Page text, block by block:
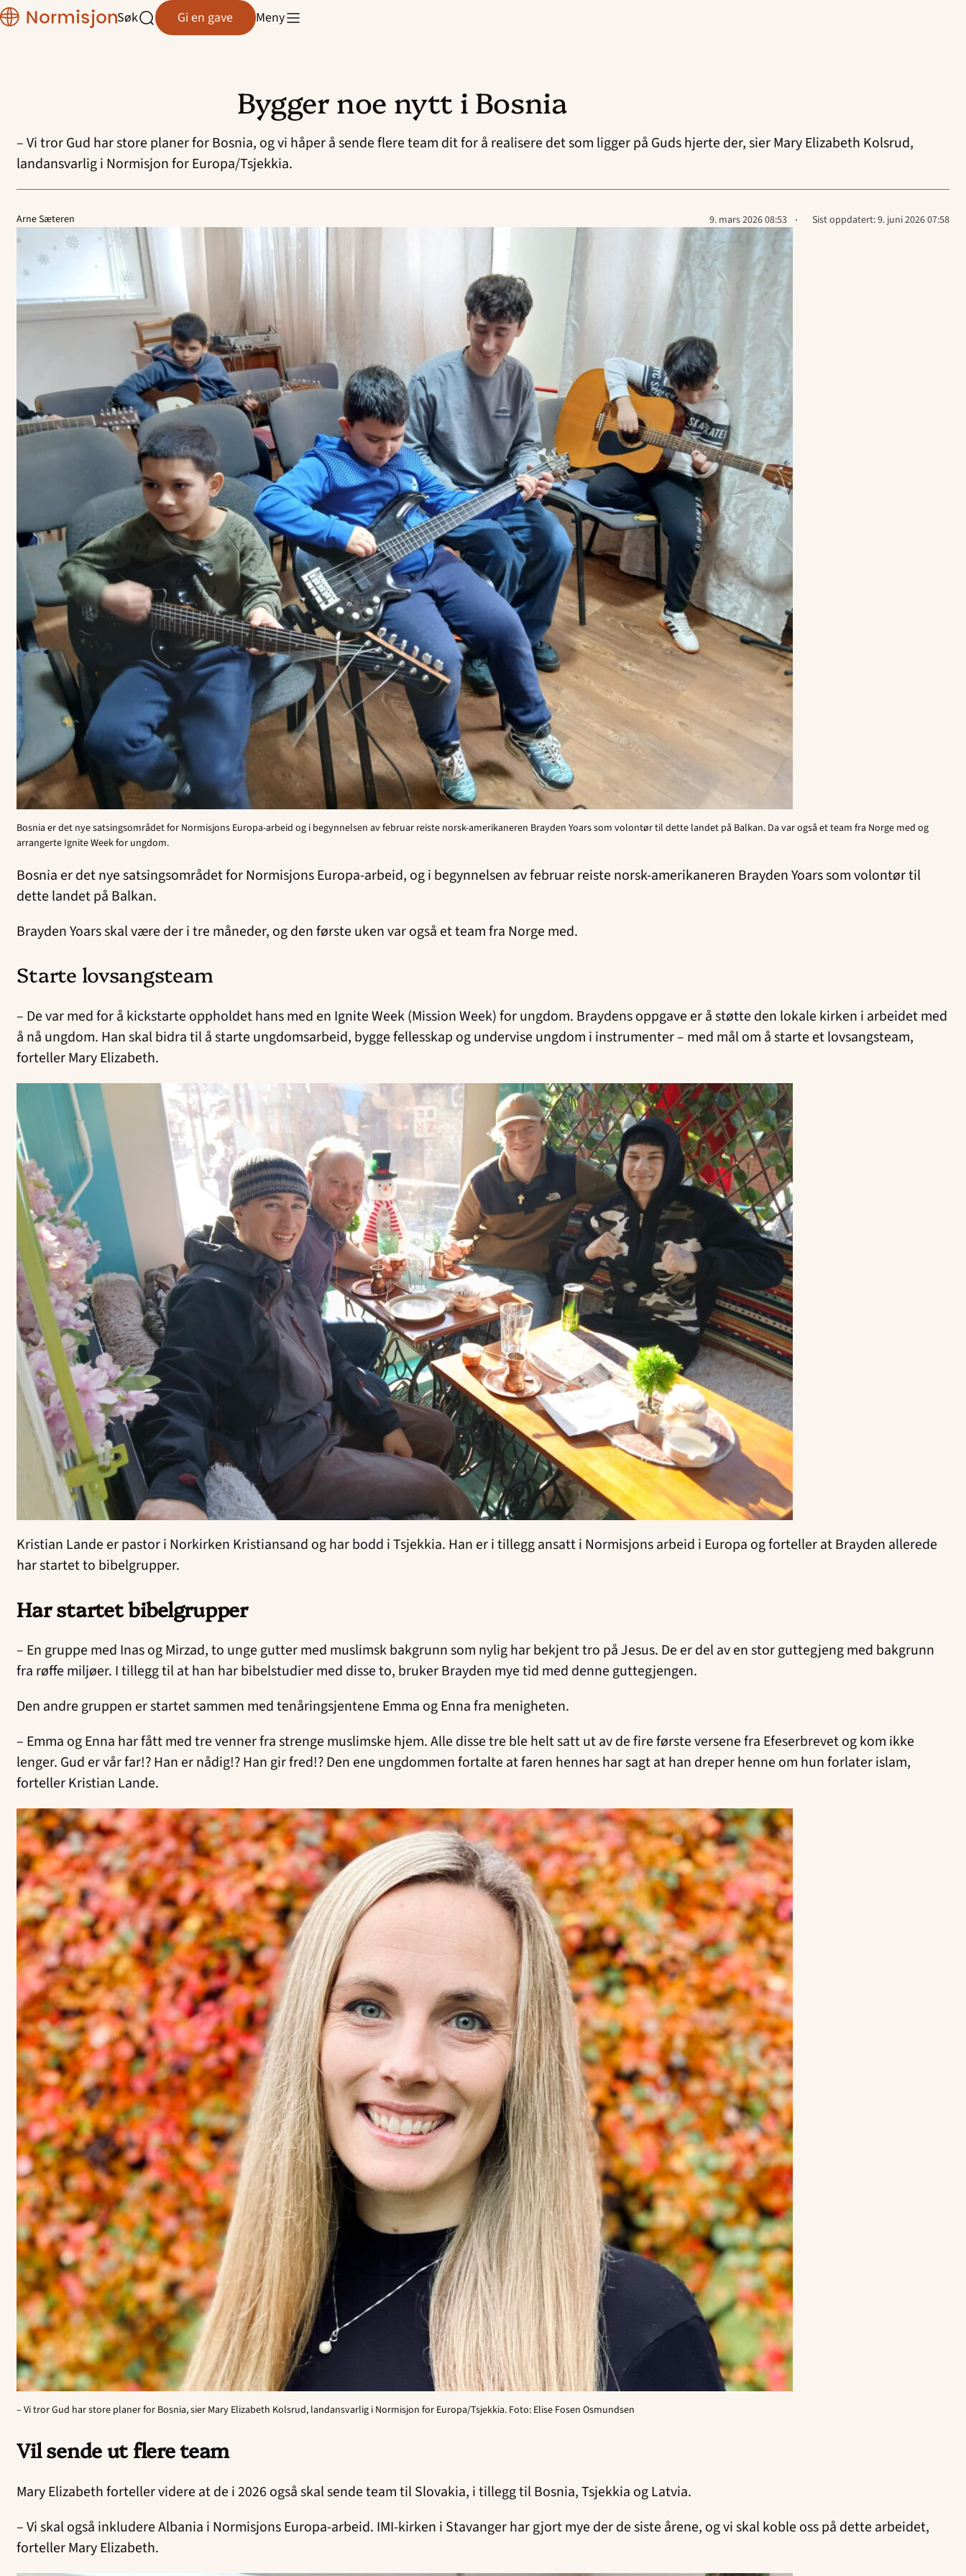
innhold
Normisjon
Åpne
Søk Gi en gave Meny
Normisjon Telemark
Normisjon Øst
Normisjon Østfold
Bygger noe nytt i Bosnia
– Vi tror Gud har store planer for Bosnia, og vi håper å sende flere team dit for å realisere det som ligger på Guds hjerte der, sier Mary Elizabeth Kolsrud,
landansvarlig i Normisjon for Europa/Tsjekkia.
Arne Sæteren Lagt
ut
på
9. mars 2026 08:53 Sist oppdatert:9. juni 2026 07:58
Bosnia er det nye satsingsområdet for Normisjons Europa-arbeid og i begynnelsen av februar reiste norsk-amerikaneren Brayden Yoars som volontør til dette landet på Balkan. Da var også et team fra Norge med og
arrangerte Ignite Week for ungdom.
Bosnia er det nye satsingsområdet for Normisjons Europa-arbeid, og i begynnelsen av februar reiste norsk-amerikaneren Brayden Yoars som volontør til
dette landet på Balkan.
Brayden Yoars skal være der i tre måneder, og den første uken var også et team fra Norge med.
Starte lovsangsteam
– De var med for å kickstarte oppholdet hans med en Ignite Week (Mission Week) for ungdom. Braydens oppgave er å støtte den lokale kirken i arbeidet med
å nå ung­dom. Han skal bidra til å starte ungdomsarbeid, bygge fellesskap og undervise ungdom i instrumenter – med mål om å starte et lovsangsteam,
forteller Mary Elizabeth.
Kristian Lande er pastor i Norkirken Kristiansand og har bodd i Tsjekkia. Han er i tillegg ansatt i Normisjons arbeid i Europa og forteller at Brayden allerede
har startet to bibelgrupper.
Har startet bibelgrupper
– En gruppe med Inas og Mirzad, to unge gutter med muslimsk bakgrunn som nylig har bekjent tro på Jesus. De er del av en stor guttegjeng med bak­grunn
fra røffe miljøer. I tillegg til at han har bibelstudier med disse to, bruker Brayden mye tid med denne guttegjengen.
Den andre gruppen er startet sammen med tenåringsjentene Emma og Enna fra menigheten.
– Emma og Enna har fått med tre venner fra strenge muslimske hjem. Alle disse tre ble helt satt ut av de fire første versene fra Efeserbrevet og kom ikke
lenger. Gud er vår far!? Han er nådig!? Han gir fred!? Den ene ungdommen fortalte at faren hennes har sagt at han dreper henne om hun forlater islam,
forteller Kristian Lande.
– Vi tror Gud har store planer for Bosnia, sier Mary Elizabeth Kolsrud, landansvarlig i Normisjon for Europa/Tsjekkia. Foto: Elise Fosen Osmundsen
Vil sende ut flere team
Mary Elizabeth forteller videre at de i 2026 også skal sende team til Slovakia, i tillegg til Bosnia, Tsjekkia og Latvia.
– Vi skal også inkludere Albania i Normisjons Europa-arbeid. IMI-kirken i Stavanger har gjort mye der de siste årene, og vi skal koble oss på dette arbeidet,
forteller Mary Elizabeth.